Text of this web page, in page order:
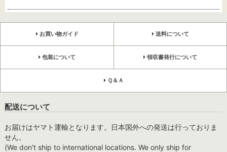
お買い物ガイド 送料について
包装について 領収書発行について
Ｑ＆Ａ
配送について
お届けはヤマト運輸となります。日本国外への発送は行っておりま
せん。
(We don't ship to international locations. We only ship for